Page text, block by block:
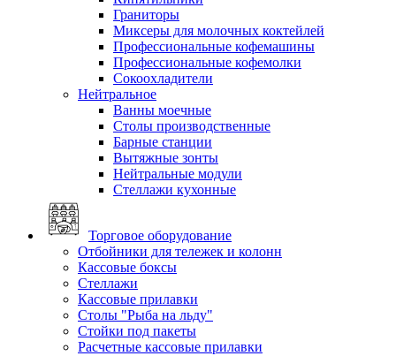
Граниторы
Миксеры для молочных коктейлей
Профессиональные кофемашины
Профессиональные кофемолки
Сокоохладители
Нейтральное
Ванны моечные
Столы производственные
Барные станции
Вытяжные зонты
Нейтральные модули
Стеллажи кухонные
Торговое оборудование
Отбойники для тележек и колонн
Кассовые боксы
Стеллажи
Кассовые прилавки
Столы "Рыба на льду"
Стойки под пакеты
Расчетные кассовые прилавки